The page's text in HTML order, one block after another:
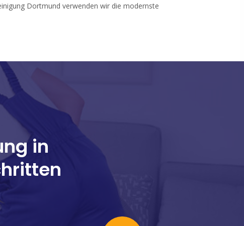
Dortmund verwenden wir die modernste
in